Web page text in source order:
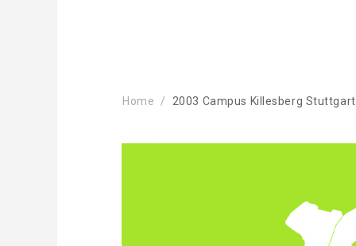
Home 2003 Campus Killesberg Stuttgart